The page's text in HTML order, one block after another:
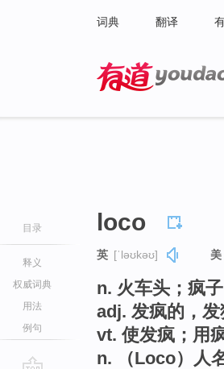
词典 翻译
目录
释义
权威词典
用法
例句
loco
英 [ˈləʊkəʊ] 美
n. 火车头；疯
adj. 发疯的，发
vt. 使发疯；用
n. （Loco）人